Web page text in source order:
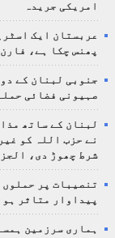
امریکی جریدہ
عربستان ایک
پھنس چکا ہے،
جنوبی لبنان کے دو
صہیونی فضائی
لبنان کے ساتھ
نے حزب اللہ کو
شرط چھوڑ دی،
تنصیبات پر حملوں
پیداوار متاثر
ہماری سرزمین